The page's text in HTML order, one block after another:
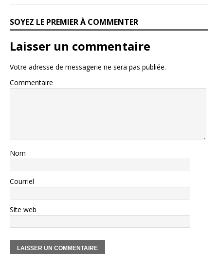
SOYEZ LE PREMIER À COMMENTER
Laisser un commentaire
Votre adresse de messagerie ne sera pas publiée.
Commentaire
Nom
Courriel
Site web